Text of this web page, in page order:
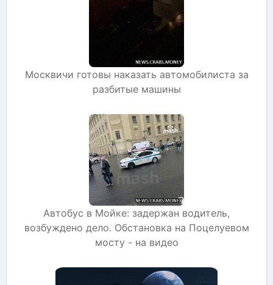
Москвичи готовы наказать автомобилиста за
разбитые машины
Автобус в Мойке: задержан водитель,
возбуждено дело. Обстановка на Поцелуевом
мосту - на видео